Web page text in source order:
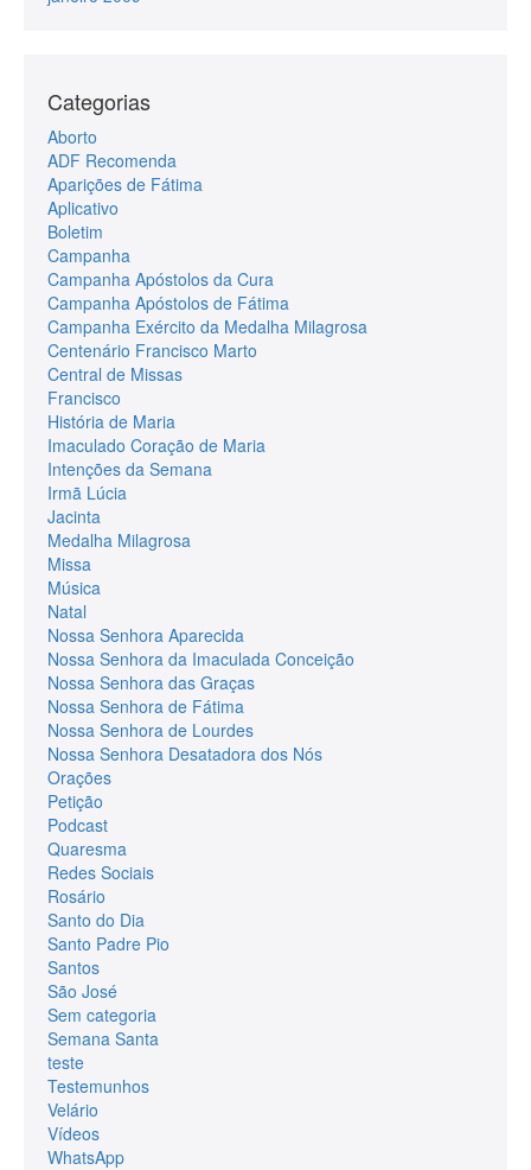
Categorias
Aborto
ADF Recomenda
Aparições de Fátima
Aplicativo
Boletim
Campanha
Campanha Apóstolos da Cura
Campanha Apóstolos de Fátima
Campanha Exército da Medalha Milagrosa
Centenário Francisco Marto
Central de Missas
Francisco
História de Maria
Imaculado Coração de Maria
Intenções da Semana
Irmã Lúcia
Jacinta
Medalha Milagrosa
Missa
Música
Natal
Nossa Senhora Aparecida
Nossa Senhora da Imaculada Conceição
Nossa Senhora das Graças
Nossa Senhora de Fátima
Nossa Senhora de Lourdes
Nossa Senhora Desatadora dos Nós
Orações
Petição
Podcast
Quaresma
Redes Sociais
Rosário
Santo do Dia
Santo Padre Pio
Santos
São José
Sem categoria
Semana Santa
teste
Testemunhos
Velário
Vídeos
WhatsApp